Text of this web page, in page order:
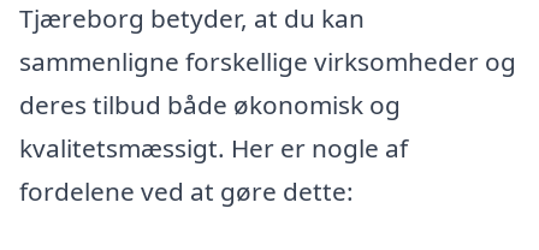
Tjæreborg betyder, at du kan
sammenligne forskellige virksomheder og
deres tilbud både økonomisk og
kvalitetsmæssigt. Her er nogle af
fordelene ved at gøre dette: